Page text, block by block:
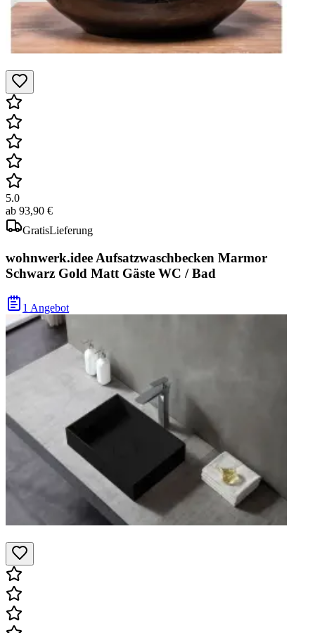
5.0
ab 93,90 €
GratisLieferung
wohnwerk.idee Aufsatzwaschbecken Marmor
Schwarz Gold Matt Gäste WC / Bad
1 Angebot